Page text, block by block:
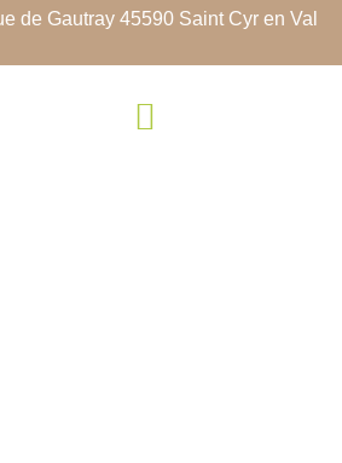
de Gautray 45590 Saint Cyr en Val